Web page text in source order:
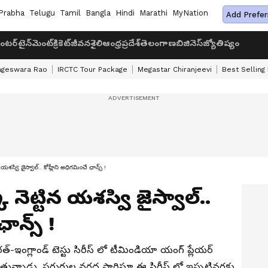
Telugu Tamil Bangla Hindi Marathi MyNation Add
క్రికెట్జీవనశైలిఆంధ్రప్రదేశ్తెలంగాణబిజినెస్జ్యోతిష్యం
Rao IRCTC Tour Package Megastar Chiranjeevi Best Selling
యశస్వి జైస్వాల్.. కోహ్లీని అధిగమించే ఛాన్స్ !
నెట్టిన యశస్వి జైస్వాల్..
!
భార‌త్-ఇంగ్లాండ్ టెస్టు సిరీస్ లో టీమిండియా యంగ్ ప్లేయ‌ర్